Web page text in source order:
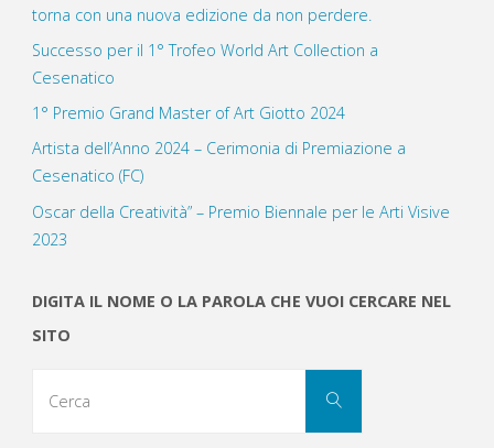
torna con una nuova edizione da non perdere.
Successo per il 1° Trofeo World Art Collection a
Cesenatico
1° Premio Grand Master of Art Giotto 2024
Artista dell’Anno 2024 – Cerimonia di Premiazione a
Cesenatico (FC)
Oscar della Creatività” – Premio Biennale per le Arti Visive
2023
DIGITA IL NOME O LA PAROLA CHE VUOI CERCARE NEL
SITO
Cerca